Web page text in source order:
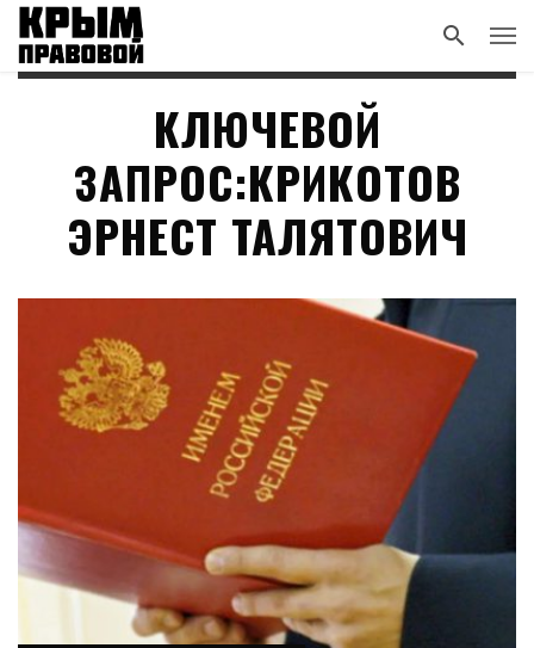
КЛЮЧЕВОЙ
ЗАПРОС:КРИКОТОВ
ЭРНЕСТ ТАЛЯТОВИЧ